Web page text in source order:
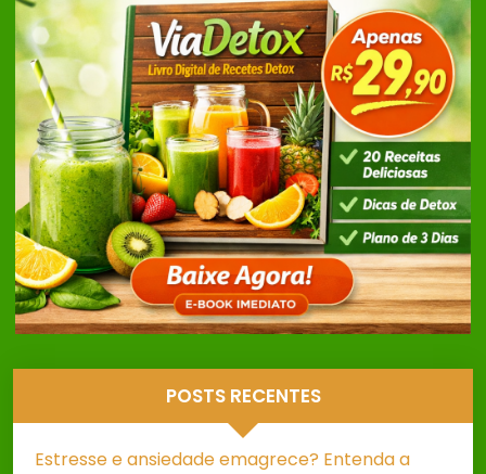
POSTS RECENTES
Estresse e ansiedade emagrece? Entenda a